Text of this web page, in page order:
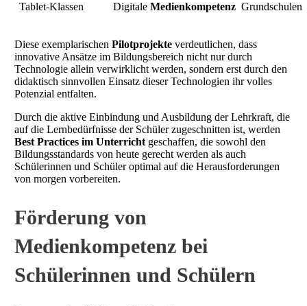
Tablet-Klassen Digitale Medienkompetenz Grundschulen
Diese exemplarischen Pilotprojekte verdeutlichen, dass
innovative Ansätze im Bildungsbereich nicht nur durch
Technologie allein verwirklicht werden, sondern erst durch den
didaktisch sinnvollen Einsatz dieser Technologien ihr volles
Potenzial entfalten.
Durch die aktive Einbindung und Ausbildung der Lehrkraft, die
auf die Lernbedürfnisse der Schüler zugeschnitten ist, werden
Best Practices im Unterricht geschaffen, die sowohl den
Bildungsstandards von heute gerecht werden als auch
Schülerinnen und Schüler optimal auf die Herausforderungen
von morgen vorbereiten.
Förderung von
Medienkompetenz bei
Schülerinnen und Schülern